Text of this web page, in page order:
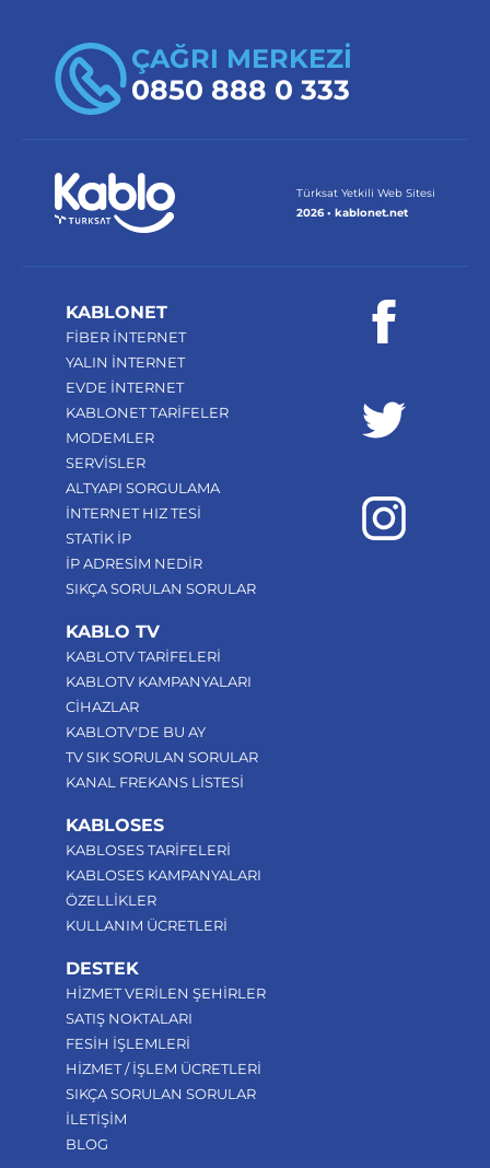
ÇAĞRI MERKEZİ
0850 888 0 333
Türksat Yetkili Web Sitesi
2026 • kablonet.net
KABLONET
FİBER İNTERNET
YALIN İNTERNET
EVDE İNTERNET
KABLONET TARİFELER
MODEMLER
SERVİSLER
ALTYAPI SORGULAMA
İNTERNET HIZ TESİ
STATİK İP
İP ADRESİM NEDİR
SIKÇA SORULAN SORULAR
KABLO TV
KABLOTV TARİFELERİ
KABLOTV KAMPANYALARI
CİHAZLAR
KABLOTV'DE BU AY
TV SIK SORULAN SORULAR
KANAL FREKANS LİSTESİ
KABLOSES
KABLOSES TARİFELERİ
KABLOSES KAMPANYALARI
ÖZELLİKLER
KULLANIM ÜCRETLERİ
DESTEK
HİZMET VERİLEN ŞEHİRLER
SATIŞ NOKTALARI
FESİH İŞLEMLERİ
HİZMET / İŞLEM ÜCRETLERİ
SIKÇA SORULAN SORULAR
İLETİŞİM
BLOG